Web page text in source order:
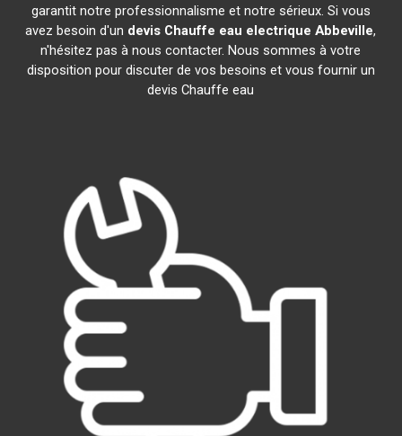
garantit notre professionnalisme et notre sérieux. Si vous
avez besoin d'un devis Chauffe eau electrique Abbeville,
n'hésitez pas à nous contacter. Nous sommes à votre
disposition pour discuter de vos besoins et vous fournir un
devis Chauffe eau